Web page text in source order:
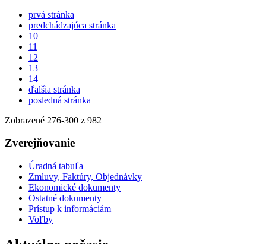
prvá stránka
predchádzajúca stránka
10
11
12
13
14
ďalšia stránka
posledná stránka
Zobrazené 276-300 z 982
Zverejňovanie
Úradná tabuľa
Zmluvy, Faktúry, Objednávky
Ekonomické dokumenty
Ostatné dokumenty
Prístup k informáciám
Voľby